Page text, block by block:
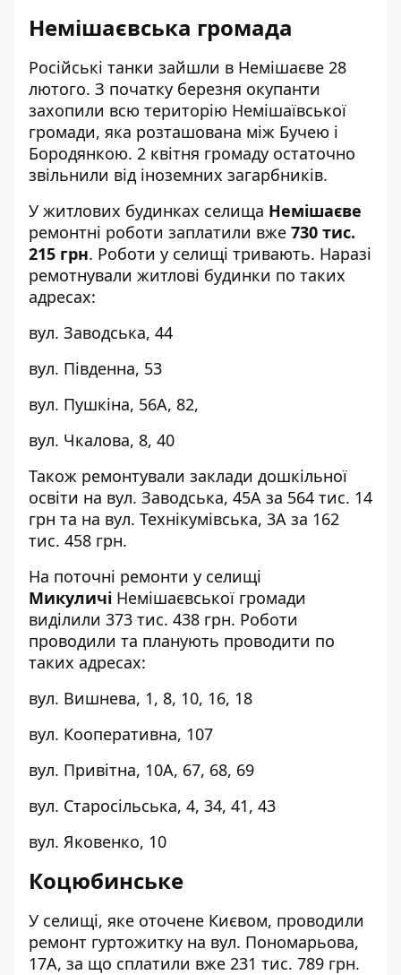
Немішаєвська громада
Російські танки зайшли в Немішаєве 28
лютого. З початку березня окупанти
захопили всю територію Немішаївської
громади, яка розташована між Бучею і
Бородянкою. 2 квітня громаду остаточно
звільнили від іноземних загарбників.
У житлових будинках селища Немішаєве
ремонтні роботи заплатили вже 730 тис.
215 грн. Роботи у селищі тривають. Наразі
ремотнували житлові будинки по таких
адресах:
вул. Заводська, 44
вул. Південна, 53
вул. Пушкіна, 56А, 82,
вул. Чкалова, 8, 40
Також ремонтували заклади дошкільної
освіти на вул. Заводська, 45А за 564 тис. 14
грн та на вул. Технікумівська, 3А за 162
тис. 458 грн.
На поточні ремонти у селищі
Микуличі Немішаєвської громади
виділили 373 тис. 438 грн. Роботи
проводили та планують проводити по
таких адресах:
вул. Вишнева, 1, 8, 10, 16, 18
вул. Кооперативна, 107
вул. Привітна, 10А, 67, 68, 69
вул. Старосільська, 4, 34, 41, 43
вул. Яковенко, 10
Коцюбинське
У селищі, яке оточене Києвом, проводили
ремонт гуртожитку на вул. Пономарьова,
17А, за що сплатили вже 231 тис. 789 грн.